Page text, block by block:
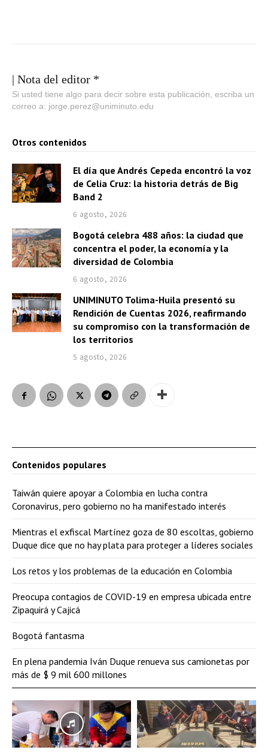
| Nota del editor *
Si usted tiene algo para decir sobre esta publicación, escriba un
correo a: jorge.perez@uniminuto.edu
Otros contenidos
El día que Andrés Cepeda encontró la voz
de Celia Cruz: la historia detrás de Big
Band 2
6 agosto, 2026
Bogotá celebra 488 años: la ciudad que
concentra el poder, la economía y la
diversidad de Colombia
6 agosto, 2026
UNIMINUTO Tolima-Huila presentó su
Rendición de Cuentas 2026, reafirmando
su compromiso con la transformación de
los territorios
5 agosto, 2026
Contenidos populares
Taiwán quiere apoyar a Colombia en lucha contra
Coronavirus, pero gobierno no ha manifestado interés
Mientras el exfiscal Martínez goza de 80 escoltas, gobierno
Duque dice que no hay plata para proteger a líderes sociales
Los retos y los problemas de la educación en Colombia
Preocupa contagios de COVID-19 en empresa ubicada entre
Zipaquirá y Cajicá
Bogotá fantasma
En plena pandemia Iván Duque renueva sus camionetas por
más de $ 9 mil 600 millones